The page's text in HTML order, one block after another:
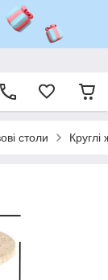
столи Круглі